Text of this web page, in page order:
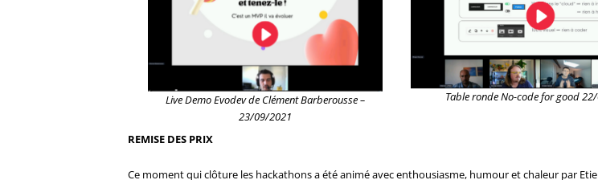
Live Demo Evodev de Clément Barberousse –
23/09/2021
Table ronde No-code for good
REMISE DES PRIX
Ce moment qui clôture les hackathons a été animé avec enthousiasme, humour et chaleur par